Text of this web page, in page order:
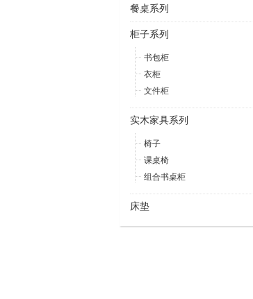
餐桌系列
柜子系列
书包柜
衣柜
文件柜
实木家具系列
椅子
课桌椅
组合书桌柜
床垫